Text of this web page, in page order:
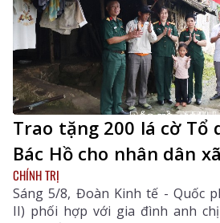
Trao tặng 200 lá cờ Tổ
Bác Hồ cho nhân dân
CHÍNH TRỊ
Sáng 5/8, Đoàn Kinh tế - Quốc
II) phối hợp với gia đình anh